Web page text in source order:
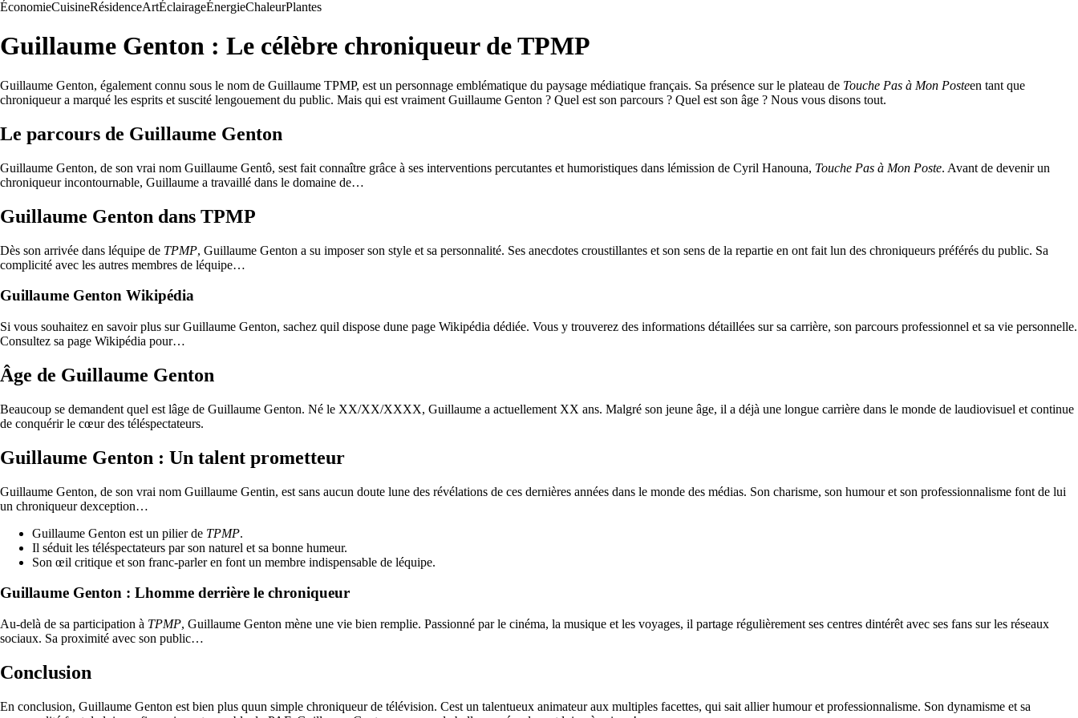
ÉconomieCuisineRésidenceArtÉclairageÉnergieChaleurPlantes
Guillaume Genton : Le célèbre chroniqueur de TPMP
Guillaume Genton, également connu sous le nom de Guillaume TPMP, est un personnage emblématique du paysage médiatique français. Sa présence sur le plateau de Touche Pas à Mon Posteen tant que
chroniqueur a marqué les esprits et suscité lengouement du public. Mais qui est vraiment Guillaume Genton ? Quel est son parcours ? Quel est son âge ? Nous vous disons tout.
Le parcours de Guillaume Genton
Guillaume Genton, de son vrai nom Guillaume Gentô, sest fait connaître grâce à ses interventions percutantes et humoristiques dans lémission de Cyril Hanouna, Touche Pas à Mon Poste. Avant de devenir un
chroniqueur incontournable, Guillaume a travaillé dans le domaine de…
Guillaume Genton dans TPMP
Dès son arrivée dans léquipe de TPMP, Guillaume Genton a su imposer son style et sa personnalité. Ses anecdotes croustillantes et son sens de la repartie en ont fait lun des chroniqueurs préférés du public. Sa
complicité avec les autres membres de léquipe…
Guillaume Genton Wikipédia
Si vous souhaitez en savoir plus sur Guillaume Genton, sachez quil dispose dune page Wikipédia dédiée. Vous y trouverez des informations détaillées sur sa carrière, son parcours professionnel et sa vie personnelle.
Consultez sa page Wikipédia pour…
Âge de Guillaume Genton
Beaucoup se demandent quel est lâge de Guillaume Genton. Né le XX/XX/XXXX, Guillaume a actuellement XX ans. Malgré son jeune âge, il a déjà une longue carrière dans le monde de laudiovisuel et continue
de conquérir le cœur des téléspectateurs.
Guillaume Genton : Un talent prometteur
Guillaume Genton, de son vrai nom Guillaume Gentin, est sans aucun doute lune des révélations de ces dernières années dans le monde des médias. Son charisme, son humour et son professionnalisme font de lui
un chroniqueur dexception…
Guillaume Genton est un pilier de TPMP.
Il séduit les téléspectateurs par son naturel et sa bonne humeur.
Son œil critique et son franc-parler en font un membre indispensable de léquipe.
Guillaume Genton : Lhomme derrière le chroniqueur
Au-delà de sa participation à TPMP, Guillaume Genton mène une vie bien remplie. Passionné par le cinéma, la musique et les voyages, il partage régulièrement ses centres dintérêt avec ses fans sur les réseaux
sociaux. Sa proximité avec son public…
Conclusion
En conclusion, Guillaume Genton est bien plus quun simple chroniqueur de télévision. Cest un talentueux animateur aux multiples facettes, qui sait allier humour et professionnalisme. Son dynamisme et sa